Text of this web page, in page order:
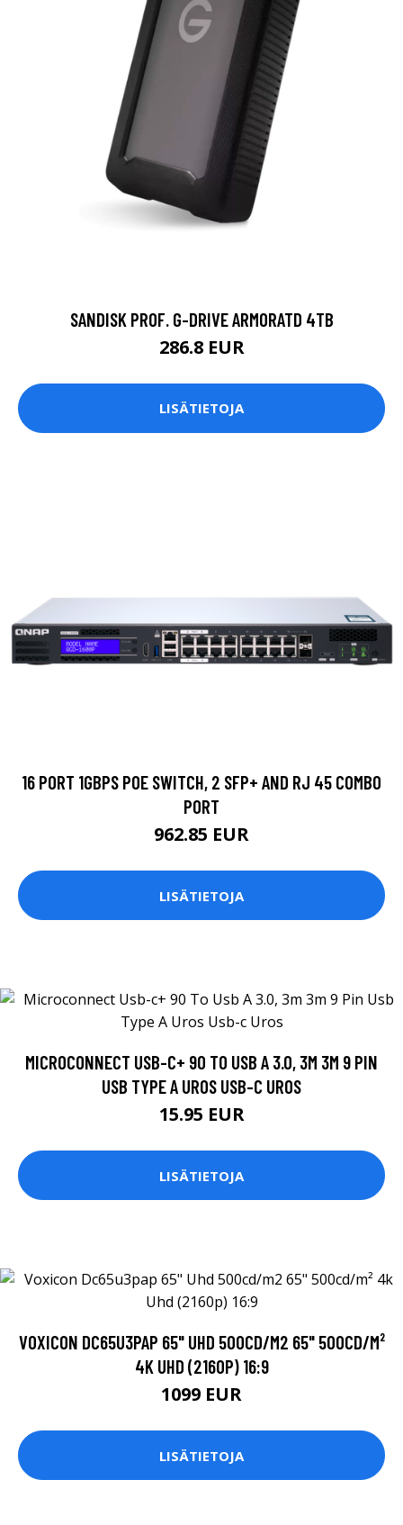
SANDISK PROF. G-DRIVE ARMORATD 4TB
286.8 EUR
LISÄTIETOJA
16 PORT 1GBPS POE SWITCH, 2 SFP+ AND RJ 45 COMBO
PORT
962.85 EUR
LISÄTIETOJA
MICROCONNECT USB-C+ 90 TO USB A 3.0, 3M 3M 9 PIN
USB TYPE A UROS USB-C UROS
15.95 EUR
LISÄTIETOJA
VOXICON DC65U3PAP 65" UHD 500CD/M2 65" 500CD/M²
4K UHD (2160P) 16:9
1099 EUR
LISÄTIETOJA